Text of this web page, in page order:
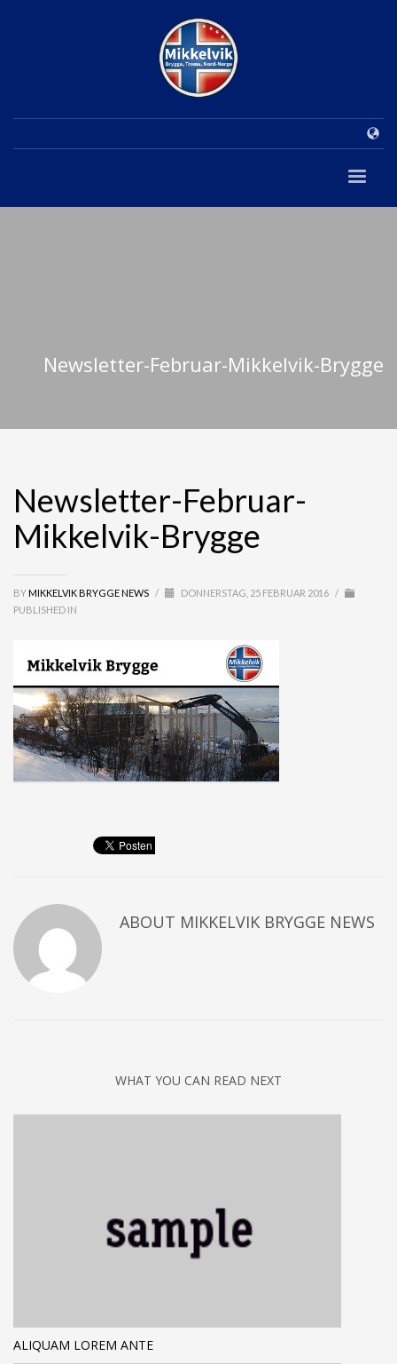
Newsletter-Februar-Mikkelvik-Brygge
Newsletter-Februar-
Mikkelvik-Brygge
BY MIKKELVIK BRYGGE NEWS / DONNERSTAG, 25 FEBRUAR 2016 /
PUBLISHED IN
ABOUT MIKKELVIK BRYGGE NEWS
WHAT YOU CAN READ NEXT
ALIQUAM LOREM ANTE